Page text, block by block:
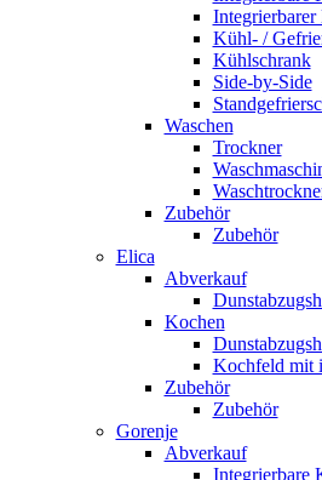
Kühl- /
Kühlschrank
Side-by-Side
Waschen
Trockner
Zubehör
Zubehör
Elica
Abverkauf
Kochen
Kochfeld mit
Zubehör
Zubehör
Gorenje
Abverkauf
Integrierbare